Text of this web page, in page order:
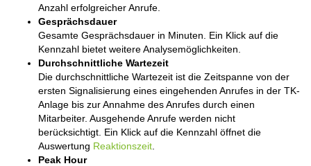
Anzahl erfolgreicher Anrufe.
Gesprächsdauer
Gesamte Gesprächsdauer in Minuten. Ein Klick auf die
Kennzahl bietet weitere Analysemöglichkeiten.
Durchschnittliche Wartezeit
Die durchschnittliche Wartezeit ist die Zeitspanne von der
ersten Signalisierung eines eingehenden Anrufes in der TK-
Anlage bis zur Annahme des Anrufes durch einen
Mitarbeiter. Ausgehende Anrufe werden nicht
berücksichtigt. Ein Klick auf die Kennzahl öffnet die
Auswertung Reaktionszeit
Peak Hour